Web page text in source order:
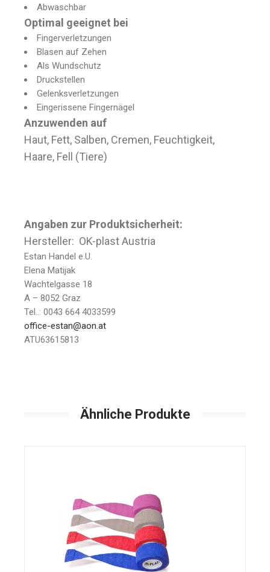
Abwaschbar
Optimal geeignet bei
Fingerverletzungen
Blasen auf Zehen
Als Wundschutz
Druckstellen
Gelenksverletzungen
Eingerissene Fingernägel
Anzuwenden auf
Haut, Fett, Salben, Cremen, Feuchtigkeit,
Haare, Fell (Tiere)
Angaben zur Produktsicherheit:
Hersteller: OK-plast Austria
Estan Handel e.U.
Elena Matijak
Wachtelgasse 18
A – 8052 Graz
Tel..: 0043 664 4033599
office-estan@aon.at
ATU63615813
Ähnliche Produkte